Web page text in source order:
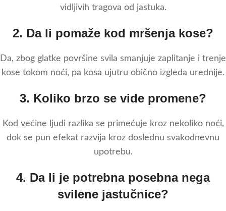
vidljivih tragova od jastuka.
2. Da li pomaže kod mršenja kose?
Da, zbog glatke površine svila smanjuje zaplitanje i trenje
kose tokom noći, pa kosa ujutru obično izgleda urednije.
3. Koliko brzo se vide promene?
Kod većine ljudi razlika se primećuje kroz nekoliko noći,
dok se pun efekat razvija kroz doslednu svakodnevnu
upotrebu.
4. Da li je potrebna posebna nega
svilene jastučnice?